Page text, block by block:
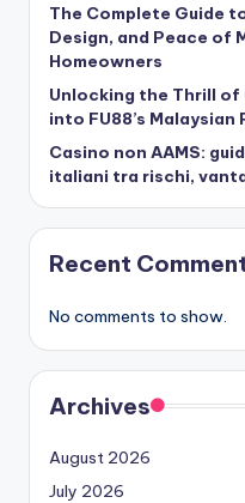
The Complete Guide
Design, and Peace of
Homeowners
Unlocking the Thrill of
into FU88’s
Casino non AAMS:
italiani tra rischi,
Recent
No comments to show.
Archives
August 2026
July 2026